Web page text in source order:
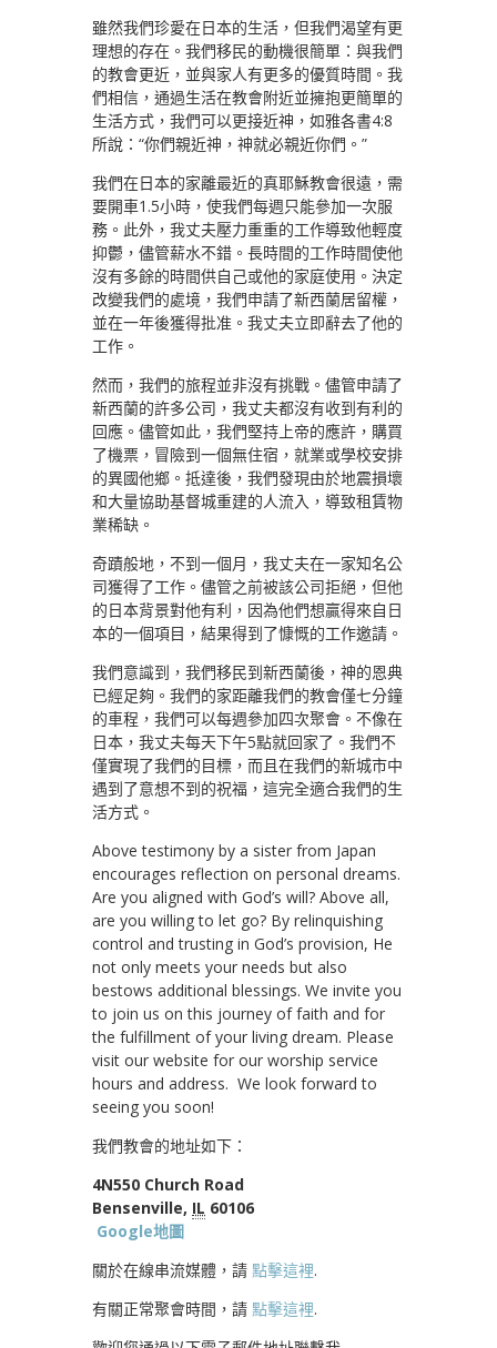
雖然我們珍愛在日本的生活，但我們渴望有更
理想的存在。我們移民的動機很簡單：與我們
的教會更近，並與家人有更多的優質時間。我
們相信，通過生活在教會附近並擁抱更簡單的
生活方式，我們可以更接近神，如雅各書4:8
所說：“你們親近神，神就必親近你們。”
我們在日本的家離最近的真耶穌教會很遠，需
要開車1.5小時，使我們每週只能參加一次服
務。此外，我丈夫壓力重重的工作導致他輕度
抑鬱，儘管薪水不錯。長時間的工作時間使他
沒有多餘的時間供自己或他的家庭使用。決定
改變我們的處境，我們申請了新西蘭居留權，
並在一年後獲得批准。我丈夫立即辭去了他的
工作。
然而，我們的旅程並非沒有挑戰。儘管申請了
新西蘭的許多公司，我丈夫都沒有收到有利的
回應。儘管如此，我們堅持上帝的應許，購買
了機票，冒險到一個無住宿，就業或學校安排
的異國他鄉。抵達後，我們發現由於地震損壞
和大量協助基督城重建的人流入，導致租賃物
業稀缺。
奇蹟般地，不到一個月，我丈夫在一家知名公
司獲得了工作。儘管之前被該公司拒絕，但他
的日本背景對他有利，因為他們想贏得來自日
本的一個項目，結果得到了慷慨的工作邀請。
我們意識到，我們移民到新西蘭後，神的恩典
已經足夠。我們的家距離我們的教會僅七分鐘
的車程，我們可以每週參加四次聚會。不像在
日本，我丈夫每天下午5點就回家了。我們不
僅實現了我們的目標，而且在我們的新城市中
遇到了意想不到的祝福，這完全適合我們的生
活方式。
Above testimony by a sister from Japan
encourages reflection on personal dreams.
Are you aligned with God’s will? Above all,
are you willing to let go? By relinquishing
control and trusting in God’s provision, He
not only meets your needs but also
bestows additional blessings. We invite you
to join us on this journey of faith and for
the fulfillment of your living dream. Please
visit our website for our worship service
hours and address. We look forward to
seeing you soon!
我們教會的地址如下：
4N550 Church Road
Bensenville, IL 60106
Google地圖
關於在線串流媒體，請 點擊這裡.
有關正常聚會時間，請 點擊這裡.